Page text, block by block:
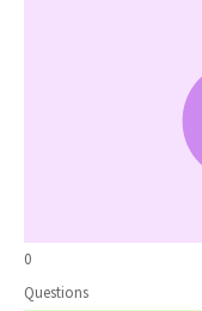
0
Questions